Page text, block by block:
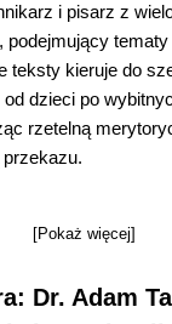
i pisarz z
podejmujący
teksty kieruje do
od dzieci po
rzetelną
[Pokaż więcej]
Dr. Adam